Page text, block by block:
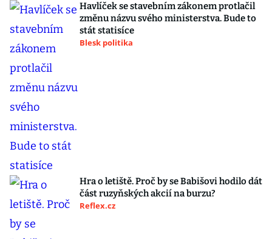
Havlíček se stavebním zákonem protlačil
změnu názvu svého ministerstva. Bude to
stát statisíce
Blesk politika
Hra o letiště. Proč by se Babišovi hodilo dát
část ruzyňských akcií na burzu?
Reflex.cz